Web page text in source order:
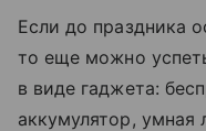
Если до праздника
то еще можно
в виде гаджета:
аккумулятор,